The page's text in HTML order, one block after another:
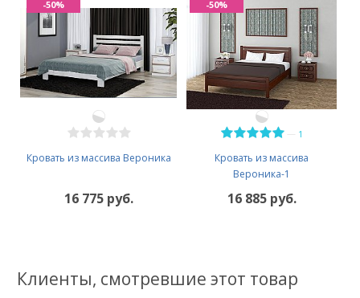
Кровать из массива Вероника
16 775 руб.
-50%
1
Кровать из массива
Вероника-1
16 885 руб.
-50%
Клиенты, смотревшие этот товар